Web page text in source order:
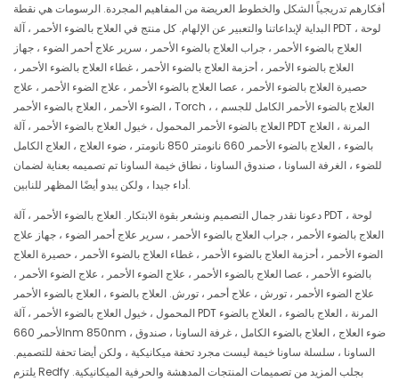
أفكارهم تدريجياً الشكل والخطوط العريضة من المفاهيم المجردة. الرسومات هي نقطة
البداية لإبداعاتنا والتعبير عن الإلهام. كل منتج في العلاج بالضوء الأحمر ، آلة PDT ، لوحة
العلاج بالضوء الأحمر ، جراب العلاج بالضوء الأحمر ، سرير علاج أحمر الضوء ، جهاز
العلاج بالضوء الأحمر ، أحزمة العلاج بالضوء الأحمر ، غطاء العلاج بالضوء الأحمر ،
حصيرة العلاج بالضوء الأحمر ، عصا العلاج بالضوء الأحمر ، علاج الضوء الأحمر ، علاج
الضوء الأحمر ، العلاج بالضوء الأحمر ، Torch ، العلاج بالضوء الأحمر الكامل للجسم ،
العلاج بالضوء الأحمر المحمول ، خيول العلاج بالضوء الأحمر ، آلة PDT المرنة ، العلاج
بالضوء ، العلاج بالضوء الأحمر 660 نانومتر 850 نانومتر ، ضوء العلاج ، العلاج الكامل
للضوء ، الغرفة الساونا ، صندوق الساونا ، نطاق خيمة الساونا تم تصميمه بعناية لضمان
أداء جيدا ، ولكن يبدو أيضًا المظهر للنابين.
دعونا نقدر جمال التصميم ونشعر بقوة الابتكار. العلاج بالضوء الأحمر ، آلة PDT ، لوحة
العلاج بالضوء الأحمر ، جراب العلاج بالضوء الأحمر ، سرير علاج أحمر الضوء ، جهاز علاج
الضوء الأحمر ، أحزمة العلاج بالضوء الأحمر ، غطاء العلاج بالضوء الأحمر ، حصيرة العلاج
بالضوء الأحمر ، عصا العلاج بالضوء الأحمر ، علاج الضوء الأحمر ، علاج الضوء الأحمر ،
علاج الضوء الأحمر ، تورش ، علاج أحمر ، تورش. العلاج بالضوء ، العلاج بالضوء الأحمر
المحمول ، خيول العلاج بالضوء الأحمر ، آلة PDT المرنة ، العلاج بالضوء ، العلاج بالضوء
الأحمر 660nm 850nm ، ضوء العلاج ، العلاج بالضوء الكامل ، غرفة الساونا ، صندوق
الساونا ، سلسلة ساونا خيمة ليست مجرد تحفة ميكانيكية ، ولكن أيضا تحفة للتصميم.
يلتزم Redfy بجلب المزيد من تصميمات المنتجات المدهشة والحرفية الميكانيكية.